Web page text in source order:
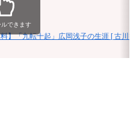
】「九転十起」広岡浅子の生涯 [ 古川智
ルできます